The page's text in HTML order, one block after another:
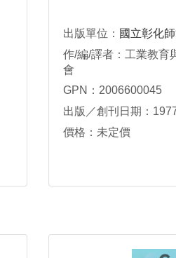
出版單位： 國立彰化
作/編/譯者：工業教育
會
GPN：2006600045
出版／創刊日期：
價格：未定價